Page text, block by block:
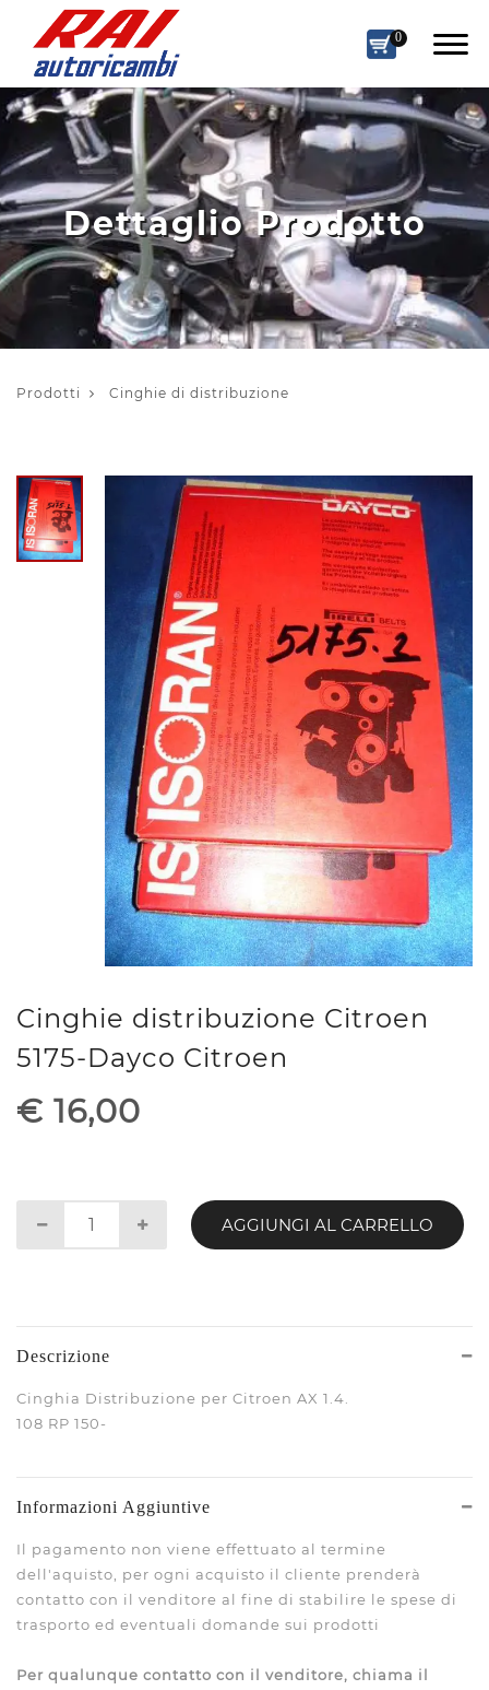
0
Dettaglio Prodotto
Prodotti Cinghie di distribuzione
Cinghie distribuzione Citroen
5175-Dayco Citroen
€ 16,00
AGGIUNGI AL CARRELLO
Descrizione
Cinghia Distribuzione per Citroen AX 1.4.
108 RP 150-
Informazioni Aggiuntive
Il pagamento non viene effettuato al termine
dell'aquisto, per ogni acquisto il cliente prenderà
contatto con il venditore al fine di stabilire le spese di
trasporto ed eventuali domande sui prodotti
Per qualunque contatto con il venditore, chiama il